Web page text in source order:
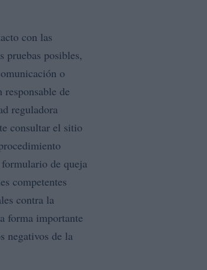
con las
pruebas posibles,
o
de
reguladora
consultar el sitio
de queja
competentes
contra la
forma importante
negativos de la